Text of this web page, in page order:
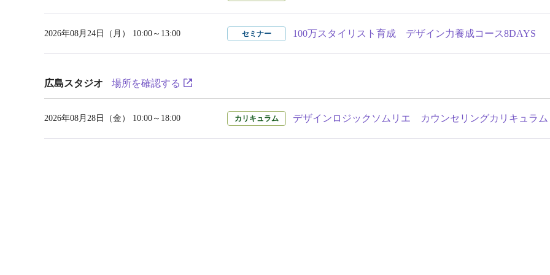
2026年08月24日（月） 10:00～13:00 セミナー 100万スタイリスト育成 デザイン力養成コース8DAYS
広島スタジオ 場所を確認する
2026年08月28日（金） 10:00～18:00 カリキュラム デザインロジックソムリエ カウンセリングカリキュラム